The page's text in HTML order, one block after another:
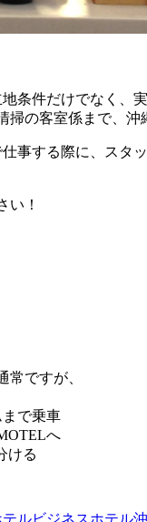
条件だけでなく、
の客室係まで、
事する際に、スタ
い！
常ですが、
で乗車
へ
ける
テルビジネスホテル